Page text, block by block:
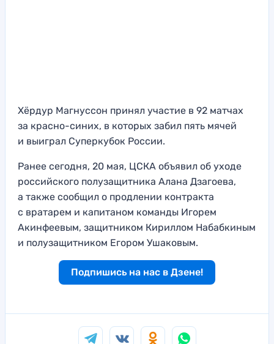
Хёрдур Магнуссон принял участие в 92 матчах
за красно-синих, в которых забил пять мячей
и выиграл Суперкубок России.
Ранее сегодня, 20 мая, ЦСКА объявил об уходе
российского полузащитника Алана Дзагоева,
а также сообщил о продлении контракта
с вратарем и капитаном команды Игорем
Акинфеевым, защитником Кириллом Набабкиным
и полузащитником Егором Ушаковым.
Подпишись на нас в Дзене!